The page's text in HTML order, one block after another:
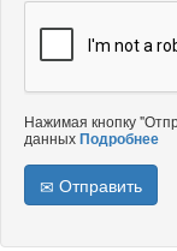
Нажимая кнопку
данныхПодробнее
Отправить